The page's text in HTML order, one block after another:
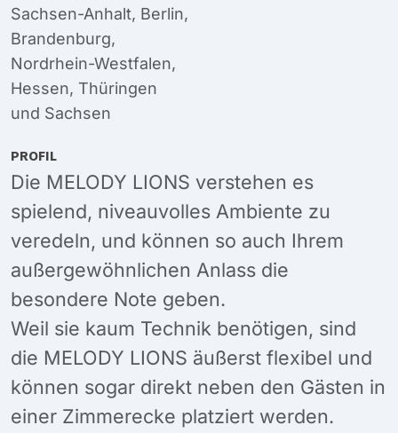
Sachsen-Anhalt, Berlin,
Brandenburg,
Nordrhein-Westfalen,
Hessen, Thüringen
und Sachsen
PROFIL
Die MELODY LIONS verstehen es
spielend, niveauvolles Ambiente zu
veredeln, und können so auch Ihrem
außergewöhnlichen Anlass die
besondere Note geben.
Weil sie kaum Technik benötigen, sind
die MELODY LIONS äußerst flexibel und
können sogar direkt neben den Gästen in
einer Zimmerecke platziert werden.